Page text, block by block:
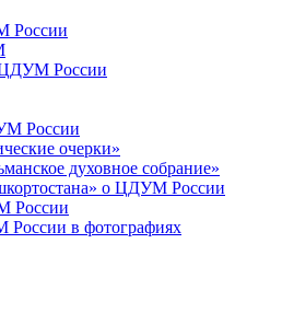
России
России
России
очерки»
духовное собрание»
о ЦДУМ России
России
в фотографиях